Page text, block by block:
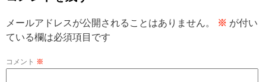
メールアドレスが公開されることはありません。 ※ が付い
ている欄は必須項目です
コメント ※